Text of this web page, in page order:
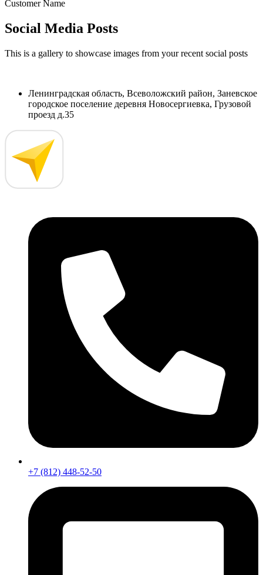
Customer Name
Social Media Posts
This is a gallery to showcase images from your recent social posts
Ленинградская область, Всеволожский район, Заневское
городское поселение деревня Новосергиевка, Грузовой
проезд д.35
+7 (812) 448-52-50